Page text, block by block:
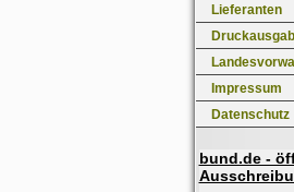
Lieferanten
Impressum
Datenschutz
bund.de -